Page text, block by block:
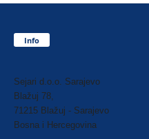
Info
Sejari d.o.o. Sarajevo
Blažuj 78,
71215 Blažuj - Sarajevo
Bosna i Hercegovina